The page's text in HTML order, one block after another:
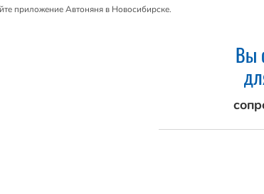
приложение Автоняня в Новосибирске.
Вы